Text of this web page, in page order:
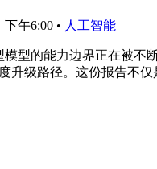
下午6:00 • 人工智能
型的能力边界正在被不
升级路径。这份报告不